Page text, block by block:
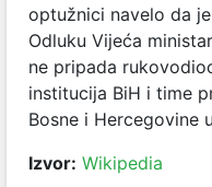
optužnici navelo da
Odluku Vijeća
ne pripada
institucija BiH i time
Bosne i Hercegovine
Izvor: Wikipedia